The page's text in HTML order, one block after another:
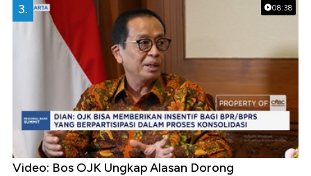
08:38
3.
Video: Bos OJK Ungkap Alasan Dorong